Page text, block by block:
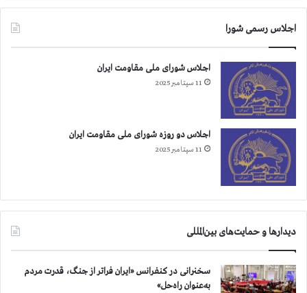
اجلاس رسمی شورا
اجلاس شورای ملی مقاومت ایران
11 سپتامبر 2025
اجلاس دو روزه شورای ملی مقاومت ایران
11 سپتامبر 2025
دیدارها و حمایت‌های بین‌المللی
سخنرانی در کنفرانس «ایران فراتر از جنگ، قدرت مردم
به‌عنوان راه‌حل»